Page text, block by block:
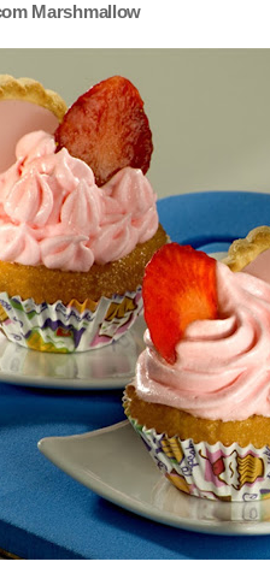
Marshmallow